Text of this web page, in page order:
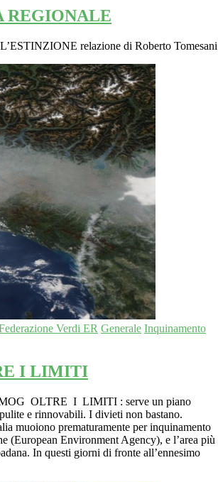
REGIONALE
relazione di Roberto Tomesani
Verdi ER Generale Inquinamento
I LIMITI
OLTRE I LIMITI : serve un piano
e rinnovabili. I divieti non bastano.
muoiono prematuramente per inquinamento
(European Environment Agency), e l’area più
In questi giorni di fronte all’ennesimo